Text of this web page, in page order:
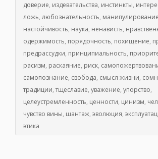
доверие, издевательства, инстинкты,
ложь, любознательность, манипулирование
настойчивость, наука, ненависть,
одержимость, порядочность, похищение,
предрассудки, принципиальность,
расизм, раскаяние, риск,
самопознание, свобода, смысл жизни,
традиции,тщеславие, уважение, упорство,
целеустремленность, ценности, цинизм,
чувство вины, шантаж, эволюция,
этика